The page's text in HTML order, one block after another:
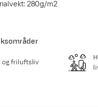
280g/m2
og friluftsliv